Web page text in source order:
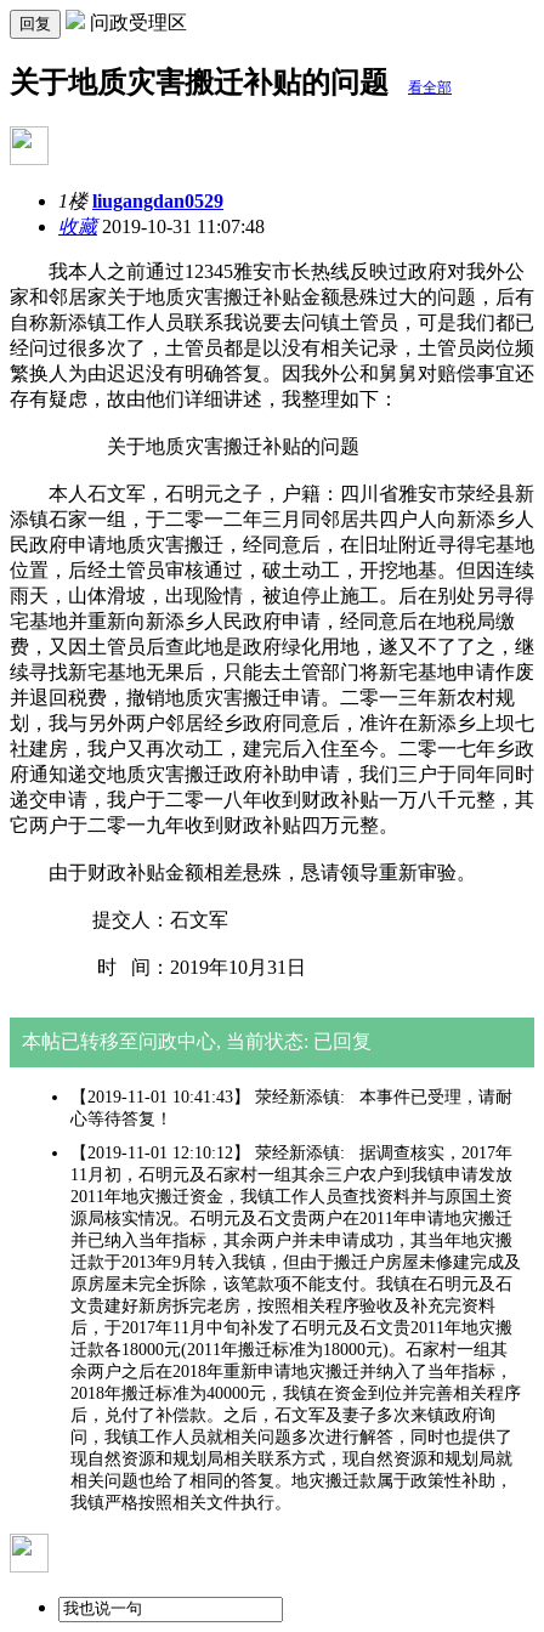
回复 问政受理区
关于地质灾害搬迁补贴的问题 看全部
1楼 liugangdan0529
收藏2019-10-31 11:07:48
我本人之前通过12345雅安市长热线反映过政府对我外公
家和邻居家关于地质灾害搬迁补贴金额悬殊过大的问题，后有
自称新添镇工作人员联系我说要去问镇土管员，可是我们都已
经问过很多次了，土管员都是以没有相关记录，土管员岗位频
繁换人为由迟迟没有明确答复。因我外公和舅舅对赔偿事宜还
存有疑虑，故由他们详细讲述，我整理如下：
关于地质灾害搬迁补贴的问题
本人石文军，石明元之子，户籍：四川省雅安市荥经县新
添镇石家一组，于二零一二年三月同邻居共四户人向新添乡人
民政府申请地质灾害搬迁，经同意后，在旧址附近寻得宅基地
位置，后经土管员审核通过，破土动工，开挖地基。但因连续
雨天，山体滑坡，出现险情，被迫停止施工。后在别处另寻得
宅基地并重新向新添乡人民政府申请，经同意后在地税局缴
费，又因土管员后查此地是政府绿化用地，遂又不了了之，继
续寻找新宅基地无果后，只能去土管部门将新宅基地申请作废
并退回税费，撤销地质灾害搬迁申请。二零一三年新农村规
划，我与另外两户邻居经乡政府同意后，准许在新添乡上坝七
社建房，我户又再次动工，建完后入住至今。二零一七年乡政
府通知递交地质灾害搬迁政府补助申请，我们三户于同年同时
递交申请，我户于二零一八年收到财政补贴一万八千元整，其
它两户于二零一九年收到财政补贴四万元整。
由于财政补贴金额相差悬殊，恳请领导重新审验。
提交人：石文军
时 间：2019年10月31日
本帖已转移至问政中心, 当前状态: 已回复
【2019-11-01 10:41:43】 荥经新添镇: 本事件已受理，请耐
心等待答复！
【2019-11-01 12:10:12】 荥经新添镇: 据调查核实，2017年
11月初，石明元及石家村一组其余三户农户到我镇申请发放
2011年地灾搬迁资金，我镇工作人员查找资料并与原国土资
源局核实情况。石明元及石文贵两户在2011年申请地灾搬迁
并已纳入当年指标，其余两户并未申请成功，其当年地灾搬
迁款于2013年9月转入我镇，但由于搬迁户房屋未修建完成及
原房屋未完全拆除，该笔款项不能支付。我镇在石明元及石
文贵建好新房拆完老房，按照相关程序验收及补充完资料
后，于2017年11月中旬补发了石明元及石文贵2011年地灾搬
迁款各18000元(2011年搬迁标准为18000元)。石家村一组其
余两户之后在2018年重新申请地灾搬迁并纳入了当年指标，
2018年搬迁标准为40000元，我镇在资金到位并完善相关程序
后，兑付了补偿款。之后，石文军及妻子多次来镇政府询
问，我镇工作人员就相关问题多次进行解答，同时也提供了
现自然资源和规划局相关联系方式，现自然资源和规划局就
相关问题也给了相同的答复。地灾搬迁款属于政策性补助，
我镇严格按照相关文件执行。